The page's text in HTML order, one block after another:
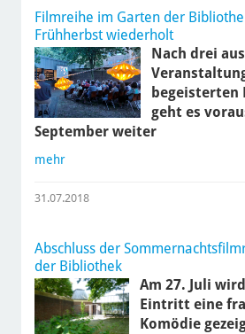
Filmreihe im Garten der
Frühherbst wiederholt
Nach drei
begeisterten
geht es
September weiter
mehr
31.07.2018
Abschluss der
der Bibliothek
Am 27. Juli
Eintritt eine
Komödie